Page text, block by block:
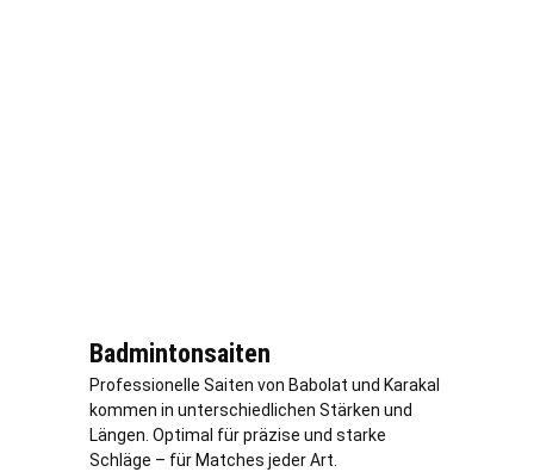
Badmintonsaiten
Professionelle Saiten von Babolat und Karakal
kommen in unterschiedlichen Stärken und
Längen. Optimal für präzise und starke
Schläge – für Matches jeder Art.